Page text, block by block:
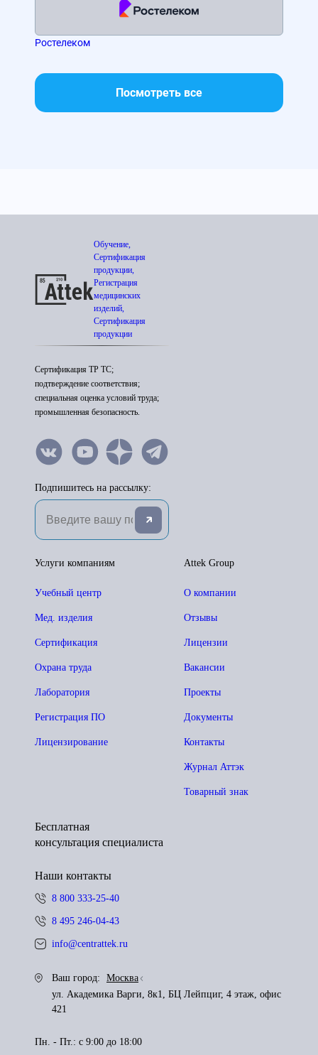
Ростелеком
Посмотреть все
Обучение,
Сертификация
продукции,
Регистрация
медицинских
изделий,
Сертификация
продукции
Сертификация ТР ТС;
подтверждение соответствия;
специальная оценка условий труда;
промышленная безопасность.
Подпишитесь на рассылку:
Attek Group
О компании
Отзывы
Лицензии
Вакансии
Проекты
Документы
Контакты
Журнал Аттэк
Товарный знак
Услуги компаниям
Учебный центр
Мед. изделия
Сертификация
Охрана труда
Лаборатория
Регистрация ПО
Лицензирование
Бесплатная
консультация специалиста
Наши контакты
8 800 333-25-40
8 495 246-04-43
info@centrattek.ru
Ваш город:
Москва
ул. Академика Варги, 8к1, БЦ Лейпциг, 4 этаж, офис
421
Пн. - Пт.: с 9:00 до 18:00